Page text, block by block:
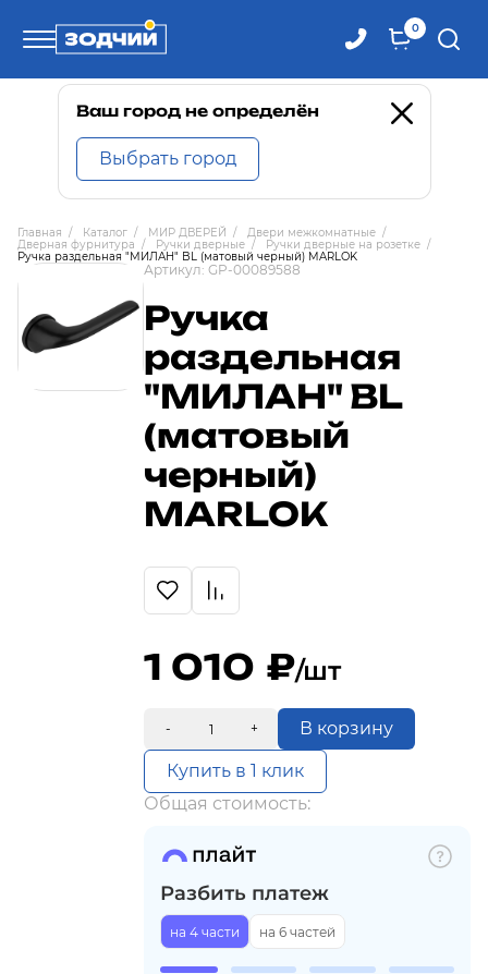
0
Телефоны
8 800 100-71-71
8 (4242) 30-00-27
8 (4242) 30-00-72
Ваш город не определён
Выбрать город
Главная / Каталог / МИР ДВЕРЕЙ / Двери межкомнатные /
Дверная фурнитура / Ручки дверные / Ручки дверные на розетке /
Ручка раздельная "МИЛАН" BL (матовый черный) MARLOK
Артикул: GP-00089588
Ручка
раздельная
"МИЛАН" BL
(матовый
черный)
MARLOK
1 010 /шт
- + В корзину
Купить в 1 клик
Общая стоимость:
Разбить платеж
на 4 части на 6 частей